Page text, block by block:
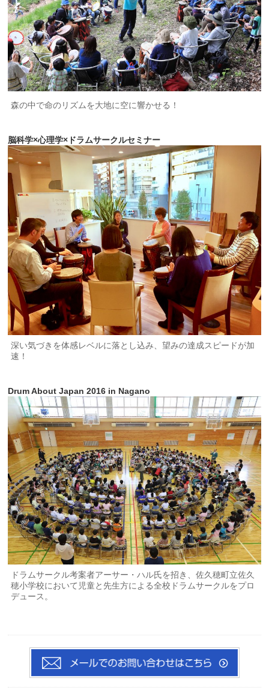
森の中で命のリズムを大地に空に響かせる！
脳科学×心理学×ドラムサークルセミナー
深い気づきを体感レベルに落とし込み、望みの達成スピードが加
速！
Drum About Japan 2016 in Nagano
ドラムサークル考案者アーサー・ハル氏を招き、佐久穂町立佐久
穂小学校において児童と先生方による全校ドラムサークルをプロ
デュース。